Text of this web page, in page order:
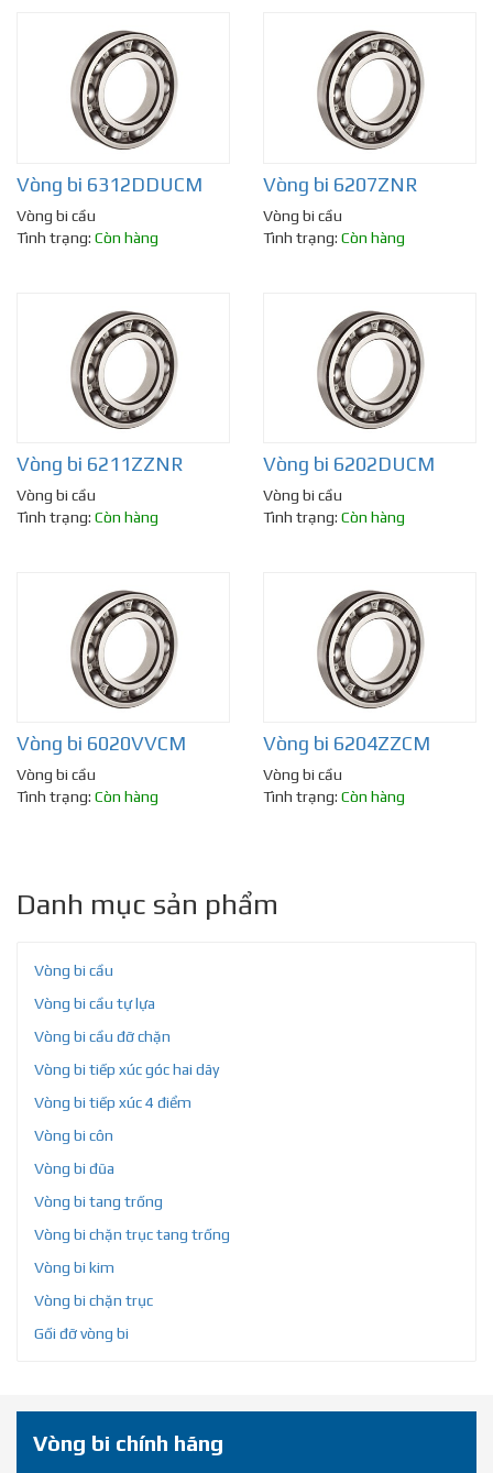
Vòng bi 6312DDUCM
Vòng bi cầu
Tình trạng: Còn hàng
Vòng bi 6207ZNR
Vòng bi cầu
Tình trạng: Còn hàng
Vòng bi 6211ZZNR
Vòng bi cầu
Tình trạng: Còn hàng
Vòng bi 6202DUCM
Vòng bi cầu
Tình trạng: Còn hàng
Vòng bi 6020VVCM
Vòng bi cầu
Tình trạng: Còn hàng
Vòng bi 6204ZZCM
Vòng bi cầu
Tình trạng: Còn hàng
Danh mục sản phẩm
Vòng bi cầu
Vòng bi cầu tự lựa
Vòng bi cầu đỡ chặn
Vòng bi tiếp xúc góc hai dãy
Vòng bi tiếp xúc 4 điểm
Vòng bi côn
Vòng bi đũa
Vòng bi tang trống
Vòng bi chặn trục tang trống
Vòng bi kim
Vòng bi chặn trục
Gối đỡ vòng bi
Vòng bi chính hãng